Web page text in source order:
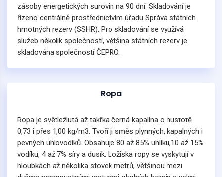
zásoby energetických surovin na 90 dní. Skladování je
řízeno centrálně prostřednictvím úřadu Správa státních
hmotných rezerv (SSHR). Pro skladování se využívá
služeb několik společností, většina státních rezerv je
skladována společností ČEPRO.
Ropa
Ropa je světležlutá až takřka černá kapalina o hustotě
0,73 i přes 1,00 kg/m3. Tvoří ji směs plynných, kapalných i
pevných uhlovodíků. Obsahuje 80 až 85% uhlíku,10 až 15%
vodíku, 4 až 7% síry a dusík. Ložiska ropy se vyskytují v
hloubkách až několika stovek metrů, většinou mezi